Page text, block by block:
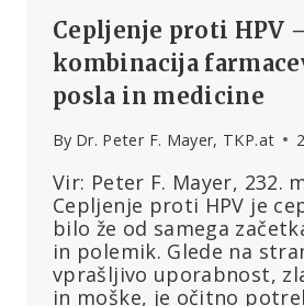
Cepljenje proti HPV
kombinacija
posla in medicine
By Dr. Peter F. Mayer, TKP.at
Vir: Peter F. Mayer, 232.
Cepljenje proti HPV je
bilo že od samega
in polemik. Glede na
vprašljivo uporabnost,
in moške, je očitno